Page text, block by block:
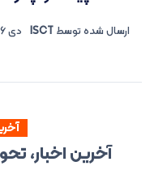
ارسال شده توسط ISCT دی 16, 1402
آخرین اخبار،